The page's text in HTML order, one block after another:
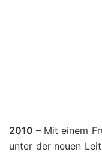
2010 – Mit einem
unter der neuen